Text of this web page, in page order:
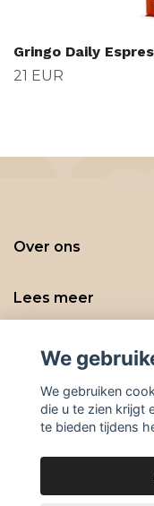
Gringo Daily
21 EUR
Over ons
Lees meer
Social media
We
We gebruiken
die u te zien krijgt
te bieden tijdens